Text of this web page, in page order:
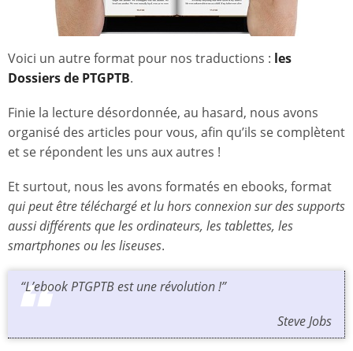
Voici un autre format pour nos traductions : les
Dossiers de PTGPTB.
Finie la lecture désordonnée, au hasard, nous avons
organisé des articles pour vous, afin qu’ils se complètent
et se répondent les uns aux autres !
Et surtout, nous les avons formatés en ebooks, format
qui peut être téléchargé et lu hors connexion sur des supports
aussi différents que les ordinateurs, les tablettes, les
smartphones ou les liseuses.
“L’ebook PTGPTB est une révolution !”
Steve Jobs